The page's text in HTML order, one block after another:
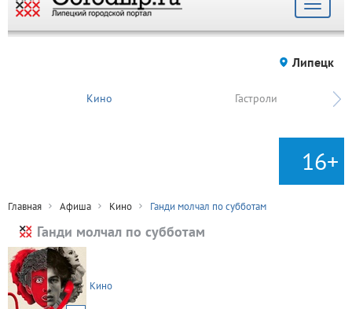
Toggle
Липецк
Кино Гастроли
16+
Главная Афиша Кино Ганди молчал по субботам
Ганди молчал по субботам
Кино